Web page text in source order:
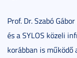
Prof. Dr. Szabó
és a SYLOS közeli
korábban is